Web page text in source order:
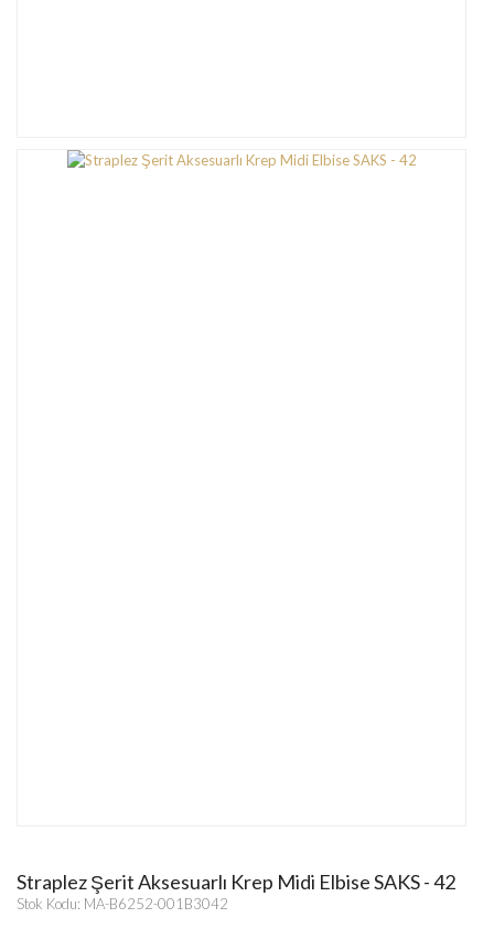
Straplez Şerit Aksesuarlı Krep Midi Elbise SAKS - 42
Stok Kodu: MA-B6252-001B3042